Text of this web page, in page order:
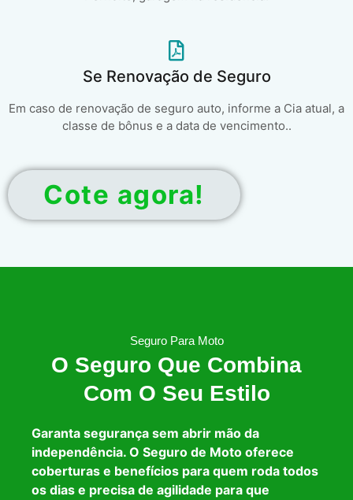
Se Renovação de Seguro
Em caso de renovação de seguro auto, informe a Cia atual, a
classe de bônus e a data de vencimento..
Cote agora!
Seguro Para Moto
O Seguro Que Combina
Com O Seu Estilo
Garanta segurança sem abrir mão da
independência. O Seguro de Moto oferece
coberturas e benefícios para quem roda todos
os dias e precisa de agilidade para que